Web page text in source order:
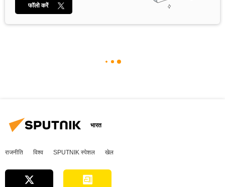
फॉलो करें
भारत
राजनीति विश्व SPUTNIK स्पेशल खेल